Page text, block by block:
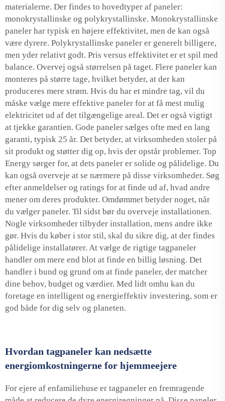
materialerne. Der findes to hovedtyper af paneler:
monokrystallinske og polykrystallinske. Monokrystallinske
paneler har typisk en højere effektivitet, men de kan også
være dyrere. Polykrystallinske paneler er generelt billigere,
men yder relativt godt. Pris versus effektivitet er et spil med
balance. Overvej også størrelsen på taget. Flere paneler kan
monteres på større tage, hvilket betyder, at der kan
produceres mere strøm. Hvis du har et mindre tag, vil du
måske vælge mere effektive paneler for at få mest mulig
elektricitet ud af det tilgængelige areal. Det er også vigtigt
at tjekke garantien. Gode paneler sælges ofte med en lang
garanti, typisk 25 år. Det betyder, at virksomheden stoler på
sit produkt og støtter dig op, hvis der opstår problemer. Top
Energy sørger for, at dets paneler er solide og pålidelige. Du
kan også overveje at se nærmere på disse virksomheder. Søg
efter anmeldelser og ratings for at finde ud af, hvad andre
mener om deres produkter. Omdømmet betyder noget, når
du vælger paneler. Til sidst bør du overveje installationen.
Nogle virksomheder tilbyder installation, mens andre ikke
gør. Hvis du køber i stor stil, skal du sikre dig, at der findes
pålidelige installatører. At vælge de rigtige tagpaneler
handler om mere end blot at finde en billig løsning. Det
handler i bund og grund om at finde paneler, der matcher
dine behov, budget og værdier. Med lidt omhu kan du
foretage en intelligent og energieffektiv investering, som er
god både for dig selv og planeten.
Hvordan tagpaneler kan nedsætte
energiomkostningerne for hjemmeejere
For ejere af enfamiliehuse er tagpaneler en fremragende